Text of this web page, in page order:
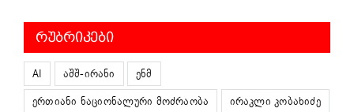
ᲠᲣᲑᲠᲘᲙᲔᲑᲘ
AI აშშ-ირანი
ენმ
ერთიანი ნაციონალური მოძრაობა
ირაკლი კობახიძე